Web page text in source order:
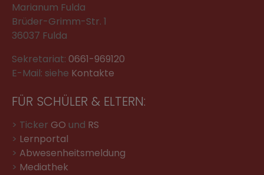
Marianum Fulda
Brüder-Grimm-Str. 1
36037 Fulda
Sekretariat: 0661-969120
E-Mail: siehe Kontakte
FÜR SCHÜLER & ELTERN:
> Ticker GO und RS
> Lernportal
> Abwesenheitsmeldung
> Mediathek